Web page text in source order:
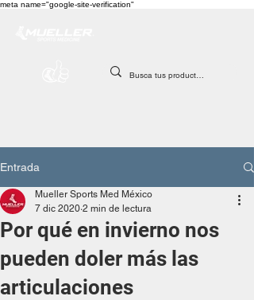
meta name="google-site-verification"
Entrada
Por qué en invierno nos
pueden doler más las
articulaciones
Mueller Sports Med México
7 dic 2020 2 min de lectura